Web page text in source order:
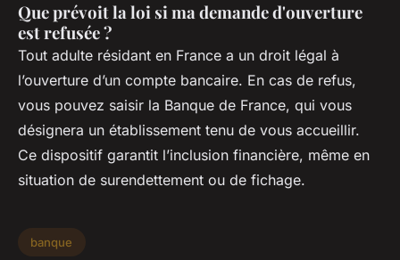
Que prévoit la loi si ma demande d'ouverture
est refusée ?
Tout adulte résidant en France a un droit légal à
l’ouverture d’un compte bancaire. En cas de refus,
vous pouvez saisir la Banque de France, qui vous
désignera un établissement tenu de vous accueillir.
Ce dispositif garantit l’inclusion financière, même en
situation de surendettement ou de fichage.
banque